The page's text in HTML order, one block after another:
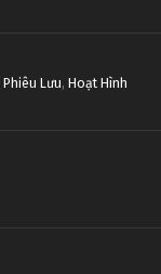
Phiêu Lưu, Hoạt Hình